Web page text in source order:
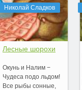
Николай Сладков
Лесные шорохи
Окунь и Налим −
Чудеса подо льдом!
Все рыбы сонные,